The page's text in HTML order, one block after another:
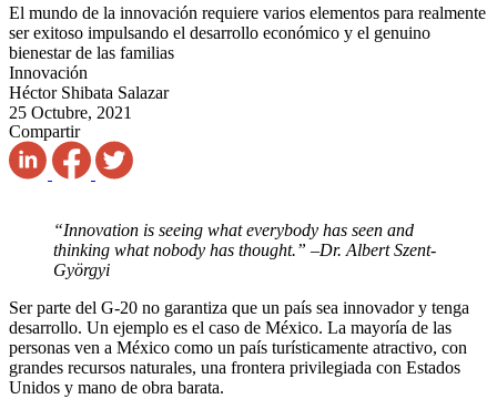
El mundo de la innovación requiere varios elementos para realmente
ser exitoso impulsando el desarrollo económico y el genuino
bienestar de las familias
Innovación
Héctor Shibata Salazar
25 Octubre, 2021
Compartir
“Innovation is seeing what everybody has seen and
thinking what nobody has thought.” –Dr. Albert Szent-
Györgyi
Ser parte del G-20 no garantiza que un país sea innovador y tenga
desarrollo. Un ejemplo es el caso de México. La mayoría de las
personas ven a México como un país turísticamente atractivo, con
grandes recursos naturales, una frontera privilegiada con Estados
Unidos y mano de obra barata.